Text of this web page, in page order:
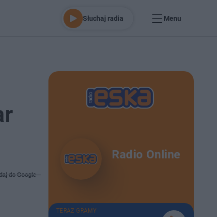
Słuchaj radia Menu
do Google
Radio Online
TERAZ GRAMY